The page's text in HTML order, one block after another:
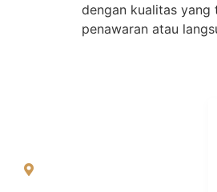
dengan kualitas yang
penawaran atau